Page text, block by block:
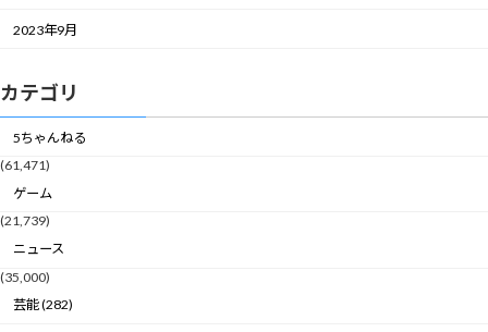
2023年9月
カテゴリ
5ちゃんねる
(61,471)
ゲーム
(21,739)
ニュース
(35,000)
芸能 (282)